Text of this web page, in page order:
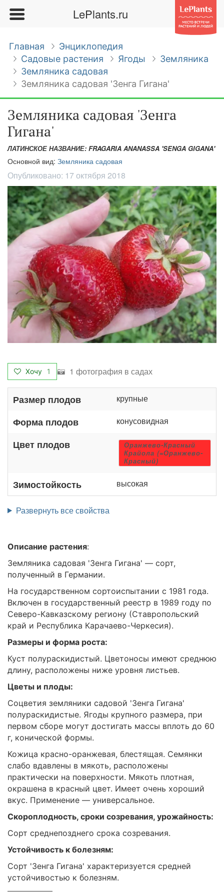
LePlants.ru
Главная
Энциклопедия
Садовые растения
Ягоды
Земляника
Земляника садовая
Земляника садовая 'Зенга Гигана'
Земляника садовая 'Зенга
Гигана'
ЛАТИНСКОЕ НАЗВАНИЕ: FRAGARIA ANANASSA 'SENGA GIGANA'
Основной вид: Земляника садовая
Опубликовано: 17 октября 2018
Хочу 1 1 фотография в садах
Размер плодов крупные
Форма плодов конусовидная
Цвет плодов
Оранжево-Красный
Крайола (=Оранжево-
Красный)
Зимостойкость высокая
Развернуть все свойства
Описание растения:
Земляника садовая 'Зенга Гигана' — сорт,
полученный в Германии.
На государственном сортоиспытании с 1981 года.
Включен в государственный реестр в 1989 году по
Северо-Кавказскому региону (Ставропольский
край и Республика Карачаево-Черкесия).
Размеры и форма роста:
Куст полураскидистый. Цветоносы имеют среднюю
длину, расположены ниже уровня листьев.
Цветы и плоды:
Соцветия земляники садовой 'Зенга Гигана'
полураскидистые. Ягоды крупного размера, при
первом сборе могут достигать массы вплоть до 60
г, конической формы.
Кожица красно-оранжевая, блестящая. Семянки
слабо вдавлены в мякоть, расположены
практически на поверхности. Мякоть плотная,
окрашена в красный цвет. Имеет очень хороший
вкус. Применение — универсальное.
Скороплодность, сроки созревания, урожайность:
Сорт среднепозднего срока созревания.
Устойчивость к болезням:
Сорт 'Зенга Гигана' характеризуется средней
устойчивостью к болезням.